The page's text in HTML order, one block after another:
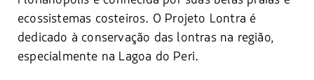
ecossistemas costeiros. O Projeto Lontra é
dedicado à conservação das lontras na região,
especialmente na Lagoa do Peri.